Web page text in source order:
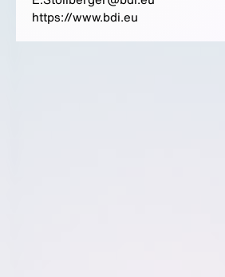
https://www.bdi.eu